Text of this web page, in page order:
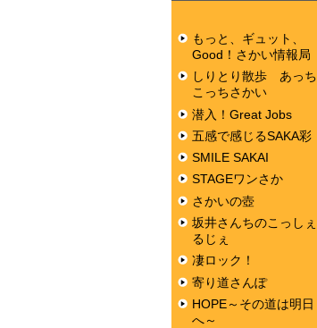
もっと、ギュット、
Good！さかい情報局
しりとり散歩 あっち
こっちさかい
潜入！Great Jobs
五感で感じるSAKA彩
SMILE SAKAI
STAGEワンさか
さかいの壺
坂井さんちのこっしぇ
るじぇ
凄ロック！
寄り道さんぽ
HOPE～その道は明日
へ～